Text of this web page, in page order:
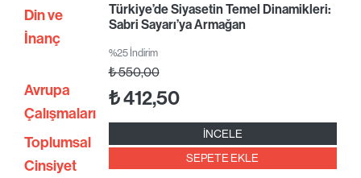
Din ve
İnanç
Avrupa
Çalışmaları
Toplumsal
Cinsiyet
Türkiye’de Siyasetin Temel Dinamikleri:
Sabri Sayarı’ya Armağan
%25 İndirim
₺550,00
₺412,50
İNCELE
SEPETE EKLE